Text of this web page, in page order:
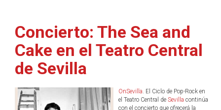
Concierto: The Sea and
Cake en el Teatro Central
de Sevilla
OnSevilla. El Ciclo de Pop-Rock en
el Teatro Central de Sevilla continúa
con el concierto que ofrecerá la